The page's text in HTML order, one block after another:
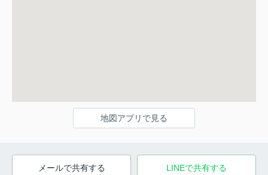
地図アプリで見る
メールで共有する LINEで共有する